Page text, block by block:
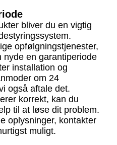
bliver du en vigtig
opfølgningstjenester,
nyde en garantiperiode
installation og
om 24
også aftale det.
korrekt, kan du
til at løse dit problem.
oplysninger, kontakter
muligt.